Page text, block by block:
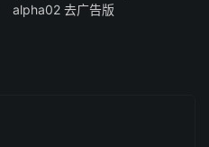
alpha02 去广告版